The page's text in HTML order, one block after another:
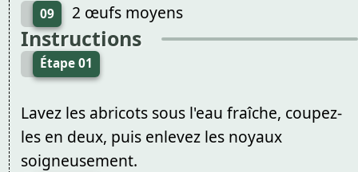
09 2 œufs moyens
Instructions
Étape 01
Lavez les abricots sous l'eau fraîche, coupez-
les en deux, puis enlevez les noyaux
soigneusement.